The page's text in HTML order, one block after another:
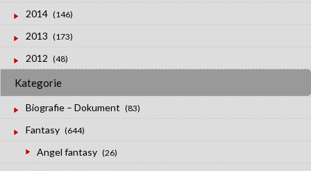
2014 (146)
2013 (173)
2012 (48)
Kategorie
Biografie – Dokument (83)
Fantasy (644)
Angel fantasy (26)